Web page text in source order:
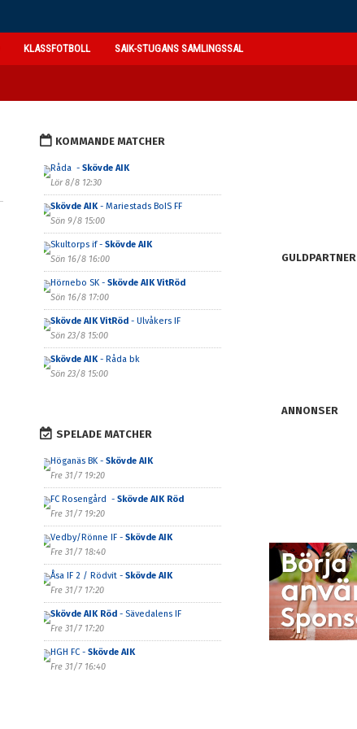
KLASSFOTBOLL SAIK-STUGANS SAMLINGSSAL
KOMMANDE MATCHER
Råda - Skövde AIK
Lör 8/8 12:30
Skövde AIK- Mariestads BoIS FF
Sön 9/8 15:00
Skultorps if - Skövde AIK
Sön 16/8 16:00
Hörnebo SK - Skövde AIK VitRöd
Sön 16/8 17:00
Skövde AIK VitRöd- Ulvåkers IF
Sön 23/8 15:00
Skövde AIK- Råda bk
Sön 23/8 15:00
SPELADE MATCHER
Höganäs BK - Skövde AIK
Fre 31/7 19:20
FC Rosengård - Skövde AIK Röd
Fre 31/7 19:20
Vedby/Rönne IF - Skövde AIK
Fre 31/7 18:40
Åsa IF 2 / Rödvit - Skövde AIK
Fre 31/7 17:20
Skövde AIK Röd- Sävedalens IF
Fre 31/7 17:20
HGH FC - Skövde AIK
Fre 31/7 16:40
GULDPARTNER
ANNONSER